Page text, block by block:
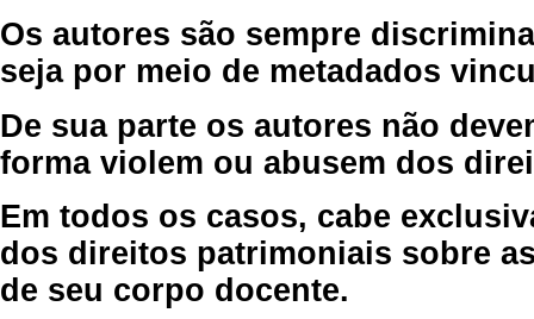
Os autores são sempre
seja por meio de metadados
De sua parte os autores não
forma violem ou abusem dos
Em todos os casos, cabe
dos direitos patrimoniais sobre
de seu corpo docente.